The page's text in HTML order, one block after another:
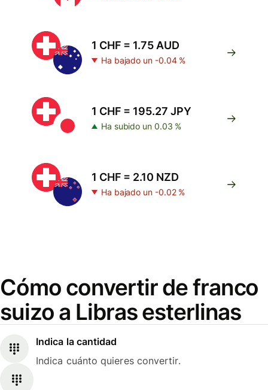
1 CHF = 1.75 AUD
Ha bajado un -0.04 %
1 CHF = 195.27 JPY
Ha subido un 0.03 %
1 CHF = 2.10 NZD
Ha bajado un -0.02 %
Cómo convertir de franco
suizo a Libras esterlinas
Indica la cantidad
Indica cuánto quieres convertir.